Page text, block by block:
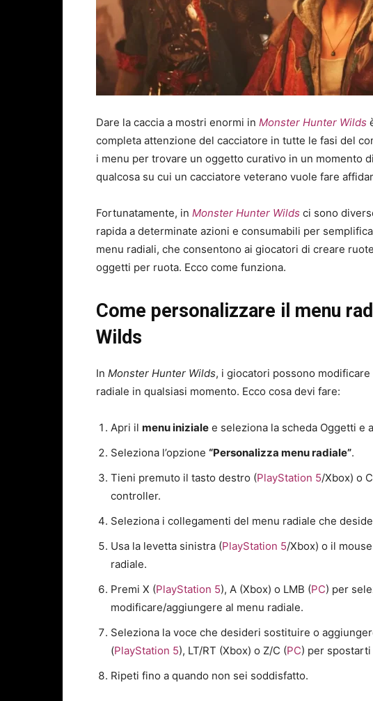
Dare la caccia a mostri enormi in Monster Hunter Wilds
completa attenzione del cacciatore in tutte le fasi del
i menu per trovare un oggetto curativo in un momento
qualcosa su cui un cacciatore veterano vuole fare
Fortunatamente, in Monster Hunter Wilds ci sono
rapida a determinate azioni e consumabili per
menu radiali, che consentono ai giocatori di creare
oggetti per ruota. Ecco come funziona.
Come personalizzare il menu
Wilds
In Monster Hunter Wilds, i giocatori possono
radiale in qualsiasi momento. Ecco cosa devi fare:
Apri il menu iniziale e seleziona la scheda Oggetti e
Seleziona l’opzione “Personalizza menu radiale”.
Tieni premuto il tasto destro (PlayStation 5/Xbox) o
controller.
Seleziona i collegamenti del menu radiale che
Usa la levetta sinistra (PlayStation 5/Xbox) o il
radiale.
Premi X (PlayStation 5), A (Xbox) o LMB (PC) per
modificare/aggiungere al menu radiale.
Seleziona la voce che desideri sostituire o
(PlayStation 5), LT/RT (Xbox) o Z/C (PC) per
Ripeti fino a quando non sei soddisfatto.